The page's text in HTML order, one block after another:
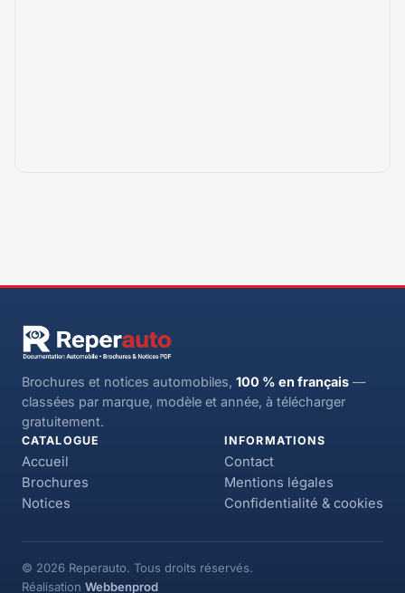
Brochures et notices automobiles, 100 % en français —
classées par marque, modèle et année, à télécharger
gratuitement.
CATALOGUE
Accueil
Brochures
Notices
INFORMATIONS
Contact
Mentions légales
Confidentialité & cookies
© 2026 Reperauto. Tous droits réservés.
Réalisation Webbenprod